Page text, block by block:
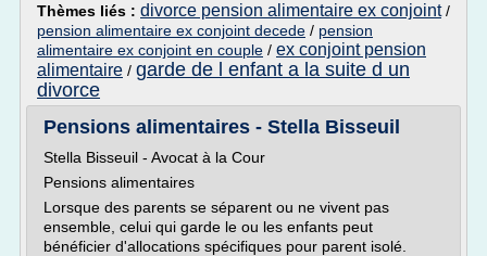
Thèmes liés : divorce pension alimentaire ex conjoint/
pension alimentaire ex conjoint decede / pension
alimentaire ex conjoint en couple / ex conjoint pension
alimentaire / garde de l enfant a la suite d un
divorce
Pensions alimentaires - Stella Bisseuil
Stella Bisseuil - Avocat à la Cour
Pensions alimentaires
Lorsque des parents se séparent ou ne vivent pas
ensemble, celui qui garde le ou les enfants peut
bénéficier d'allocations spécifiques pour parent isolé.